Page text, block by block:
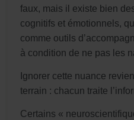
faux, mais il existe bien
cognitifs et émotionnels,
comme outils
à condition de ne pas les
Ignorer cette nuance
terrain : chacun traite
Certains «